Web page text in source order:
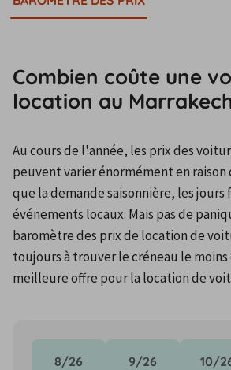
Combien coûte une
location au
Au cours de l'année, les prix des
peuvent varier énormément en
que la demande saisonnière, les jours
événements locaux. Mais pas de
baromètre des prix de location de
toujours à trouver le créneau le moins
meilleure offre pour la location de
8/26 9/26 10/